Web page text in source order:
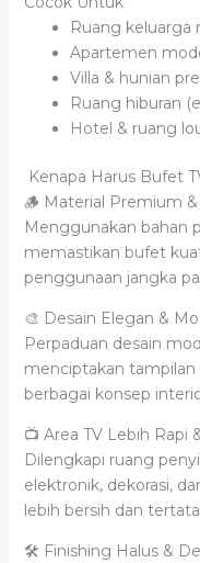
Ruang keluarga
Apartemen
Villa & hunian
Ruang hiburan
Hotel & ruang
Kenapa Harus Bufet
🪵 Material Premium
Menggunakan bahan
memastikan bufet
penggunaan jangka
🎨 Desain Elegan &
Perpaduan desain
menciptakan
berbagai konsep
📺 Area TV Lebih Rapi
Dilengkapi ruang
elektronik, dekorasi,
lebih bersih dan
🛠️ Finishing Halus &